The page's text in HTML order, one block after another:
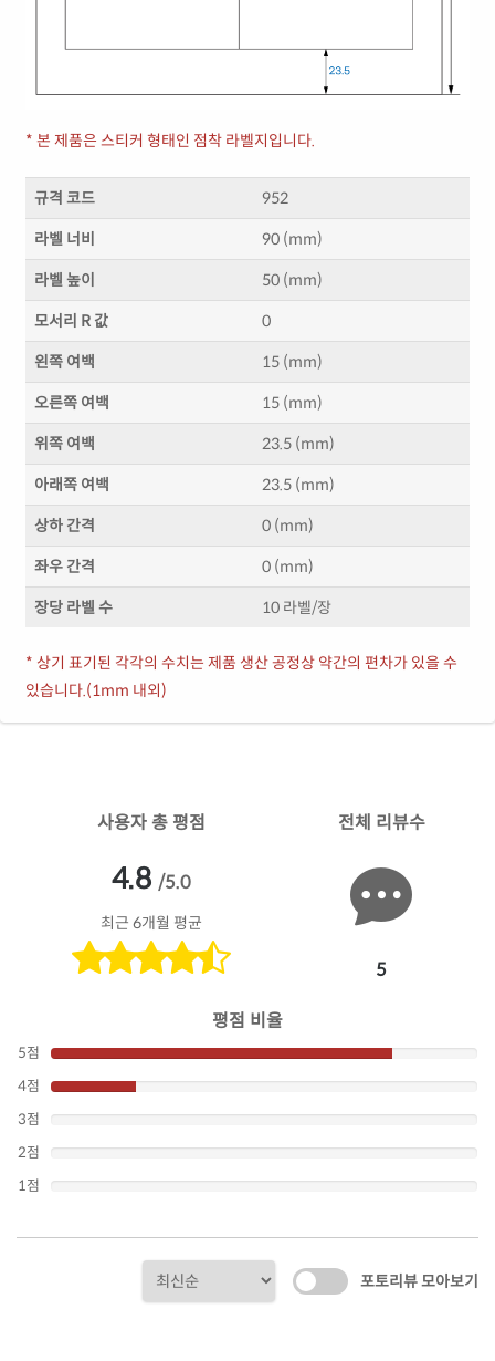
* 본 제품은 스티커 형태인 점착 라벨지입니다.
규격 코드 952
라벨 너비 90 (mm)
라벨 높이 50 (mm)
모서리 R 값 0
왼쪽 여백 15 (mm)
오른쪽 여백 15 (mm)
위쪽 여백 23.5 (mm)
아래쪽 여백 23.5 (mm)
상하 간격 0 (mm)
좌우 간격 0 (mm)
장당 라벨 수 10 라벨/장
* 상기 표기된 각각의 수치는 제품 생산 공정상 약간의 편차가 있을 수
있습니다.(1mm 내외)
사용자 총 평점
4.8 /5.0
최근 6개월 평균
전체 리뷰수
5
평점 비율
5점
4점
3점
2점
1점
포토리뷰 모아보기